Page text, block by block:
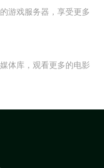
游戏服务器，享受更多
体库，观看更多的电影